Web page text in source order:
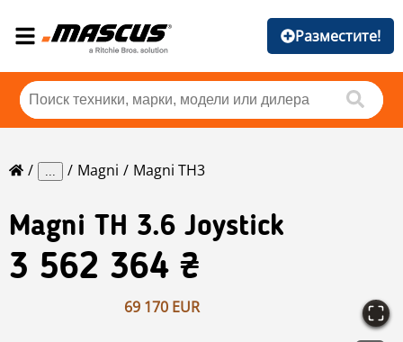
Разместите!
... Magni Magni TH3
Magni TH 3.6 Joystick
3 562 364 ₴
69 170 EUR